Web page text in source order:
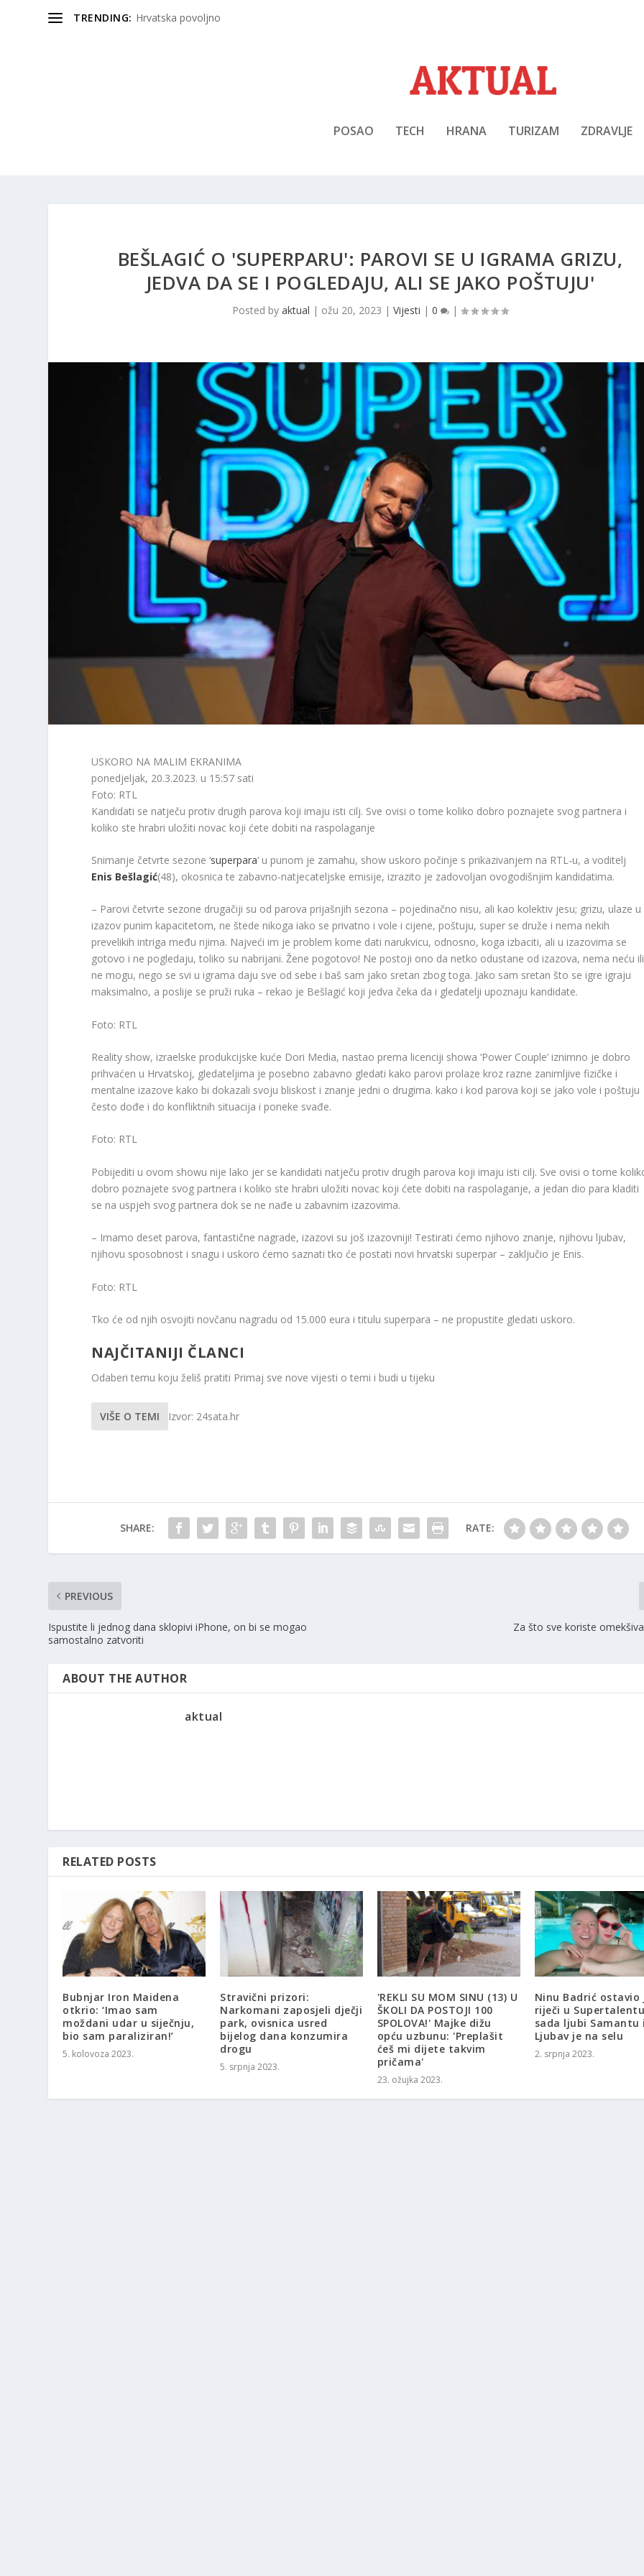
TRENDING: Hrvatska povoljno
POSAO TECH HRANA TURIZAM ZDRAVLJE
BEŠLAGIĆ O 'SUPERPARU': PAROVI SE U IGRAMA GRIZU,
JEDVA DA SE I POGLEDAJU, ALI SE JAKO POŠTUJU'
Posted by aktual | ožu 20, 2023 | Vijesti | 0 |
USKORO NA MALIM EKRANIMA
ponedjeljak, 20.3.2023. u 15:57 sati
Foto: RTL
Kandidati se natječu protiv drugih parova koji imaju isti cilj. Sve ovisi o tome koliko dobro poznajete svog partnera i
koliko ste hrabri uložiti novac koji ćete dobiti na raspolaganje
Snimanje četvrte sezone ‘superpara‘ u punom je zamahu, show uskoro počinje s prikazivanjem na RTL-u, a voditelj
Enis Bešlagić(48), okosnica te zabavno-natjecateljske emisije, izrazito je zadovoljan ovogodišnjim kandidatima.
– Parovi četvrte sezone drugačiji su od parova prijašnjih sezona – pojedinačno nisu, ali kao kolektiv jesu; grizu, ulaze u
izazov punim kapacitetom, ne štede nikoga iako se privatno i vole i cijene, poštuju, super se druže i nema nekih
prevelikih intriga među njima. Najveći im je problem kome dati narukvicu, odnosno, koga izbaciti, ali u izazovima se
gotovo i ne pogledaju, toliko su nabrijani. Žene pogotovo! Ne postoji ono da netko odustane od izazova, nema neću ili
ne mogu, nego se svi u igrama daju sve od sebe i baš sam jako sretan zbog toga. Jako sam sretan što se igre igraju
maksimalno, a poslije se pruži ruka – rekao je Bešlagić koji jedva čeka da i gledatelji upoznaju kandidate.
Foto: RTL
Reality show, izraelske produkcijske kuće Dori Media, nastao prema licenciji showa ‘Power Couple’ iznimno je dobro
prihvaćen u Hrvatskoj, gledateljima je posebno zabavno gledati kako parovi prolaze kroz razne zanimljive fizičke i
mentalne izazove kako bi dokazali svoju bliskost i znanje jedni o drugima. kako i kod parova koji se jako vole i poštuju
često dođe i do konfliktnih situacija i poneke svađe.
Foto: RTL
Pobijediti u ovom showu nije lako jer se kandidati natječu protiv drugih parova koji imaju isti cilj. Sve ovisi o tome
dobro poznajete svog partnera i koliko ste hrabri uložiti novac koji ćete dobiti na raspolaganje, a jedan dio para kladiti
se na uspjeh svog partnera dok se ne nađe u zabavnim izazovima.
– Imamo deset parova, fantastične nagrade, izazovi su još izazovniji! Testirati ćemo njihovo znanje, njihovu ljubav,
njihovu sposobnost i snagu i uskoro ćemo saznati tko će postati novi hrvatski superpar – zaključio je Enis.
Foto: RTL
Tko će od njih osvojiti novčanu nagradu od 15.000 eura i titulu superpara – ne propustite gledati uskoro.
NAJČITANIJI ČLANCI
Odaberi temu koju želiš pratiti Primaj sve nove vijesti o temi i budi u tijeku
VIŠE O TEMI Izvor: 24sata.hr
SHARE: RATE:
PREVIOUS
Ispustite li jednog dana sklopivi iPhone, on bi se mogao
samostalno zatvoriti
Za što sve koriste
ABOUT THE AUTHOR
aktual
RELATED POSTS
Bubnjar Iron Maidena
otkrio: ‘Imao sam
moždani udar u siječnju,
bio sam paraliziran!’
5. kolovoza 2023.
Stravični prizori:
Narkomani zaposjeli dječji
park, ovisnica usred
bijelog dana konzumira
drogu
5. srpnja 2023.
'REKLI SU MOM SINU (13) U
ŠKOLI DA POSTOJI 100
SPOLOVA!' Majke dižu
opću uzbunu: 'Preplašit
ćeš mi dijete takvim
pričama'
23. ožujka 2023.
Ninu Badrić ostavio
riječi u
sada ljubi Samantu
Ljubav je na selu
2. srpnja 2023.